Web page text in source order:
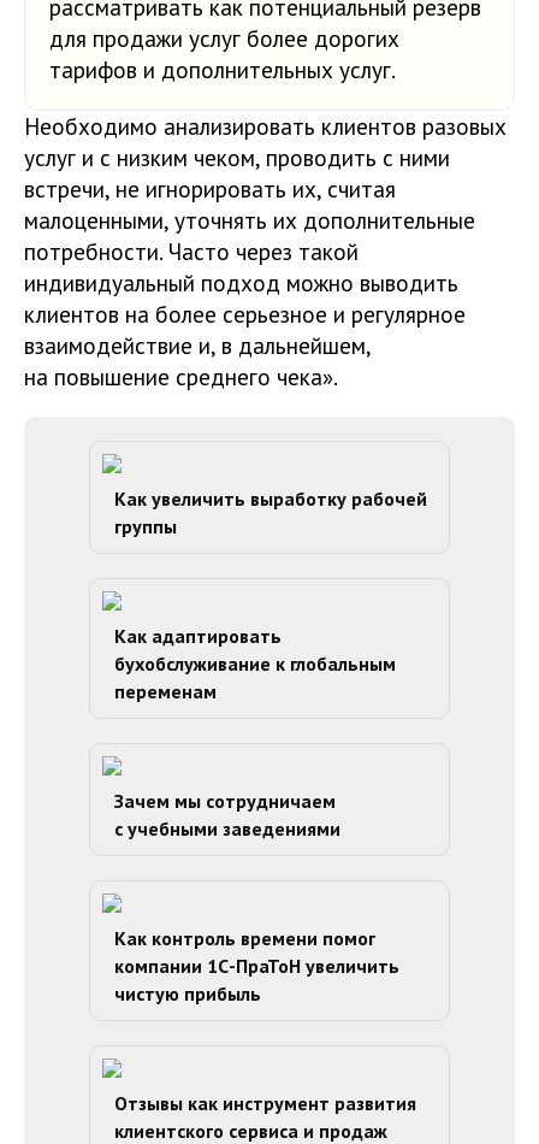
рассматривать как потенциальный резерв
для продажи услуг более дорогих
тарифов и дополнительных услуг.
Необходимо анализировать клиентов разовых
услуг и с низким чеком, проводить с ними
встречи, не игнорировать их, считая
малоценными, уточнять их дополнительные
потребности. Часто через такой
индивидуальный подход можно выводить
клиентов на более серьезное и регулярное
взаимодействие и, в дальнейшем,
на повышение среднего чека».
Как увеличить выработку рабочей
группы
Как адаптировать
бухобслуживание к глобальным
переменам
Зачем мы сотрудничаем
с учебными заведениями
Как контроль времени помог
компании 1С-ПраТоН увеличить
чистую прибыль
Отзывы как инструмент развития
клиентского сервиса и продаж